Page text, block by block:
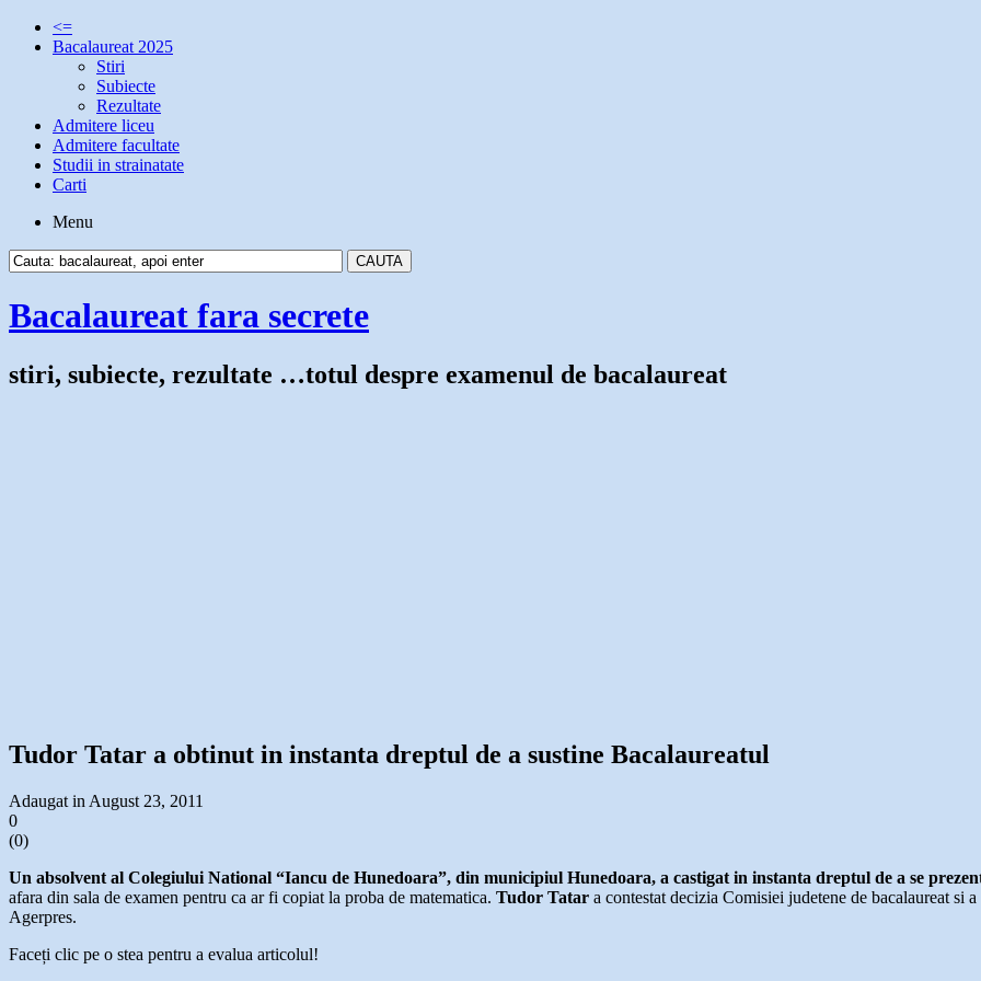
<=
Bacalaureat 2025
Stiri
Subiecte
Rezultate
Admitere liceu
Admitere facultate
Studii in strainatate
Carti
Menu
Bacalaureat fara secrete
stiri, subiecte, rezultate …totul despre examenul de bacalaureat
Tudor Tatar a obtinut in instanta dreptul de a sustine Bacalaureatul
Adaugat in August 23, 2011
0
(0)
Un absolvent al Colegiului National “Iancu de Hunedoara”, din municipiul Hunedoara, a castigat in instanta dreptul de a se
afara din sala de examen pentru ca ar fi copiat la proba de matematica. Tudor Tatar a contestat decizia Comisiei judetene de bacalaureat
Agerpres.
Faceți clic pe o stea pentru a evalua articolul!